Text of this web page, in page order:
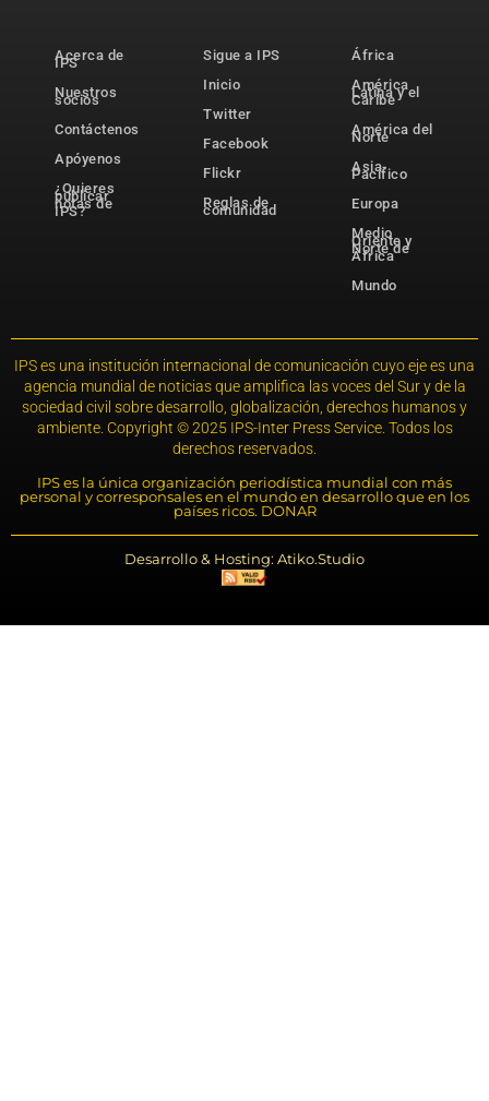
Acerca de
IPS
Nuestros
socios
Contáctenos
Apóyenos
¿Quieres
publicar
notas de
IPS?
Sigue a IPS
Inicio
Twitter
Facebook
Flickr
Reglas de
comunidad
África
América
Latina y el
Caribe
América del
Norte
Asia-
Pacífico
Europa
Medio
Oriente y
Norte de
África
Mundo
IPS es una institución internacional de comunicación cuyo eje es una
agencia mundial de noticias que amplifica las voces del Sur y de la
sociedad civil sobre desarrollo, globalización, derechos humanos y
ambiente. Copyright © 2025 IPS-Inter Press Service. Todos los
derechos reservados.
IPS es la única organización periodística mundial con más
personal y corresponsales en el mundo en desarrollo que en los
países ricos. DONAR
Desarrollo & Hosting: Atiko.Studio